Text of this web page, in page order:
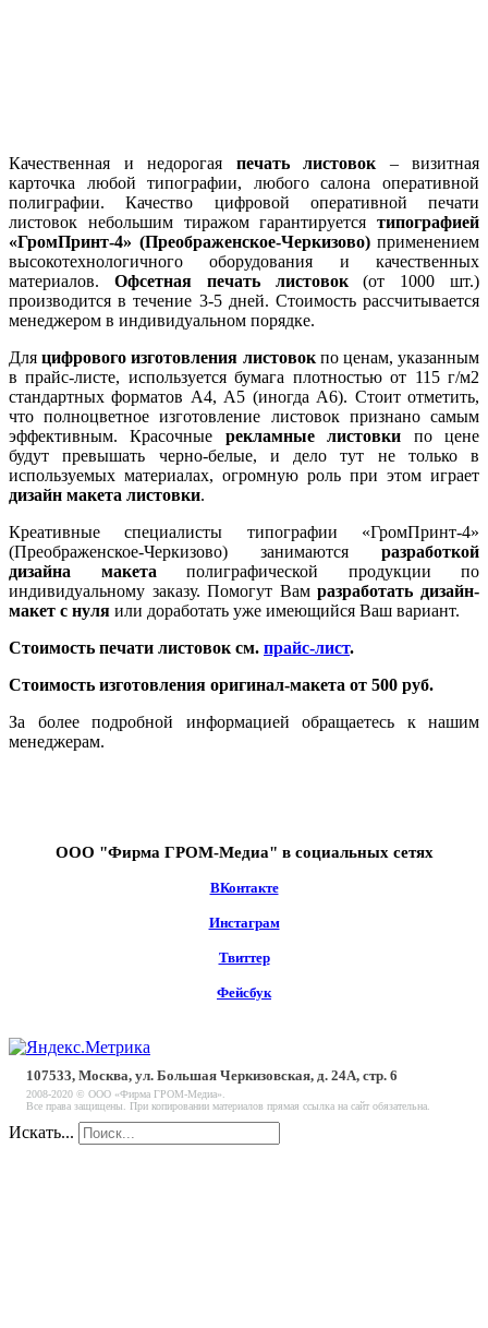
Качественная и недорогая печать листовок– визитная
карточка любой типографии, любого салона оперативной
полиграфии. Качество цифровой оперативной печати
листовок небольшим тиражом гарантируется типографией
«ГромПринт-4» (Преображенское-Черкизово)применением
высокотехнологичного оборудования и качественных
материалов. Офсетная печать листовок(от 1000 шт.)
производится в течение 3-5 дней. Стоимость рассчитывается
менеджером в индивидуальном порядке.
Дляцифрового изготовления листовокпо ценам, указанным
в прайс-листе, используется бумага плотностью от 115 г/м2
стандартных форматов А4, А5 (иногда А6). Стоит отметить,
что полноцветное изготовление листовок признано самым
эффективным. Красочные рекламные листовки по цене
будут превышать черно-белые, и дело тут не только в
используемых материалах, огромную роль при этом играет
дизайн макета листовки.
Креативные специалисты типографии «ГромПринт-4»
(Преображенское-Черкизово) занимаются разработкой
дизайна макетаполиграфической продукции по
индивидуальному заказу. Помогут Вамразработать дизайн-
макет с нуля или доработать уже имеющийся Ваш вариант.
Стоимость печати листовок см. прайс-лист.
Стоимость изготовления оригинал-макета от 500 руб.
За более подробной информацией обращаетесь к нашим
менеджерам.
ООО "Фирма ГРОМ-Медиа" в социальных сетях
ВКонтакте
Инстаграм
Твиттер
Фейсбук
107533, Москва, ул. Большая Черкизовская, д. 24А, стр. 6
2008-2020 © ООО «Фирма ГРОМ-Медиа».
Все права защищены. При копировании материалов прямая ссылка на сайт обязательна.
Искать...